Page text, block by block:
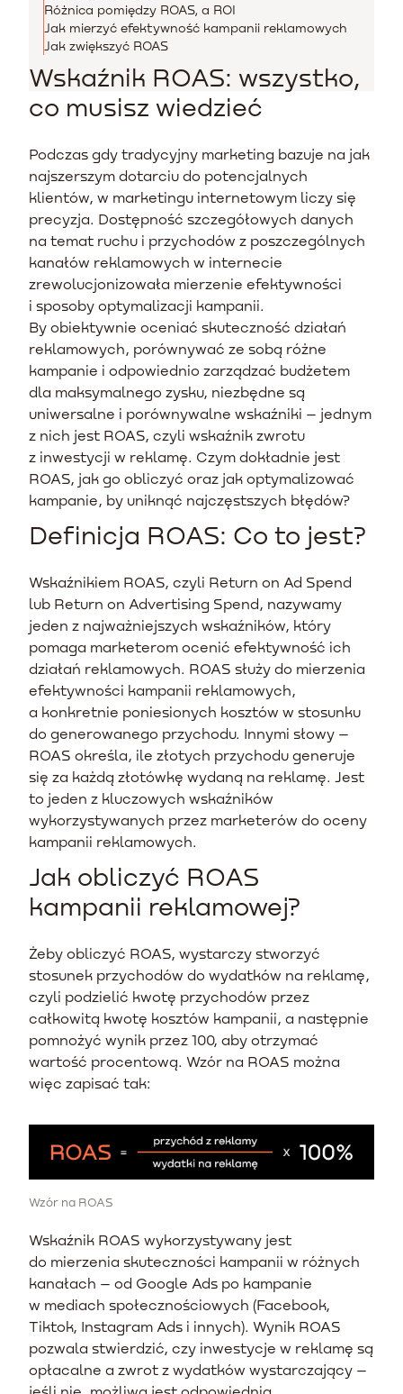
Różnica pomiędzy ROAS, a ROI
Jak mierzyć efektywność kampanii reklamowych
Jak zwiększyć ROAS
Wskaźnik ROAS: wszystko,
co musisz wiedzieć
Podczas gdy tradycyjny marketing bazuje na jak
najszerszym dotarciu do potencjalnych
klientów, w marketingu internetowym liczy się
precyzja. Dostępność szczegółowych danych
na temat ruchu i przychodów z poszczególnych
kanałów reklamowych w internecie
zrewolucjonizowała mierzenie efektywności
i sposoby optymalizacji kampanii.
By obiektywnie oceniać skuteczność działań
reklamowych, porównywać ze sobą różne
kampanie i odpowiednio zarządzać budżetem
dla maksymalnego zysku, niezbędne są
uniwersalne i porównywalne wskaźniki – jednym
z nich jest ROAS, czyli wskaźnik zwrotu
z inwestycji w reklamę. Czym dokładnie jest
ROAS, jak go obliczyć oraz jak optymalizować
kampanie, by uniknąć najczęstszych błędów?
Definicja ROAS: Co to jest?
Wskaźnikiem ROAS, czyli Return on Ad Spend
lub Return on Advertising Spend, nazywamy
jeden z najważniejszych wskaźników, który
pomaga marketerom ocenić efektywność ich
działań reklamowych. ROAS służy do mierzenia
efektywności kampanii reklamowych,
a konkretnie poniesionych kosztów w stosunku
do generowanego przychodu. Innymi słowy –
ROAS określa, ile złotych przychodu generuje
się za każdą złotówkę wydaną na reklamę. Jest
to jeden z kluczowych wskaźników
wykorzystywanych przez marketerów do oceny
kampanii reklamowych.
Jak obliczyć ROAS
kampanii reklamowej?
Żeby obliczyć ROAS, wystarczy stworzyć
stosunek przychodów do wydatków na reklamę,
czyli podzielić kwotę przychodów przez
całkowitą kwotę kosztów kampanii, a następnie
pomnożyć wynik przez 100, aby otrzymać
wartość procentową. Wzór na ROAS można
więc zapisać tak:
Wzór na ROAS
Wskaźnik ROAS wykorzystywany jest
do mierzenia skuteczności kampanii w różnych
kanałach – od Google Ads po kampanie
w mediach społecznościowych (Facebook,
Tiktok, Instagram Ads i innych). Wynik ROAS
pozwala stwierdzić, czy inwestycje w reklamę są
opłacalne a zwrot z wydatków wystarczający –